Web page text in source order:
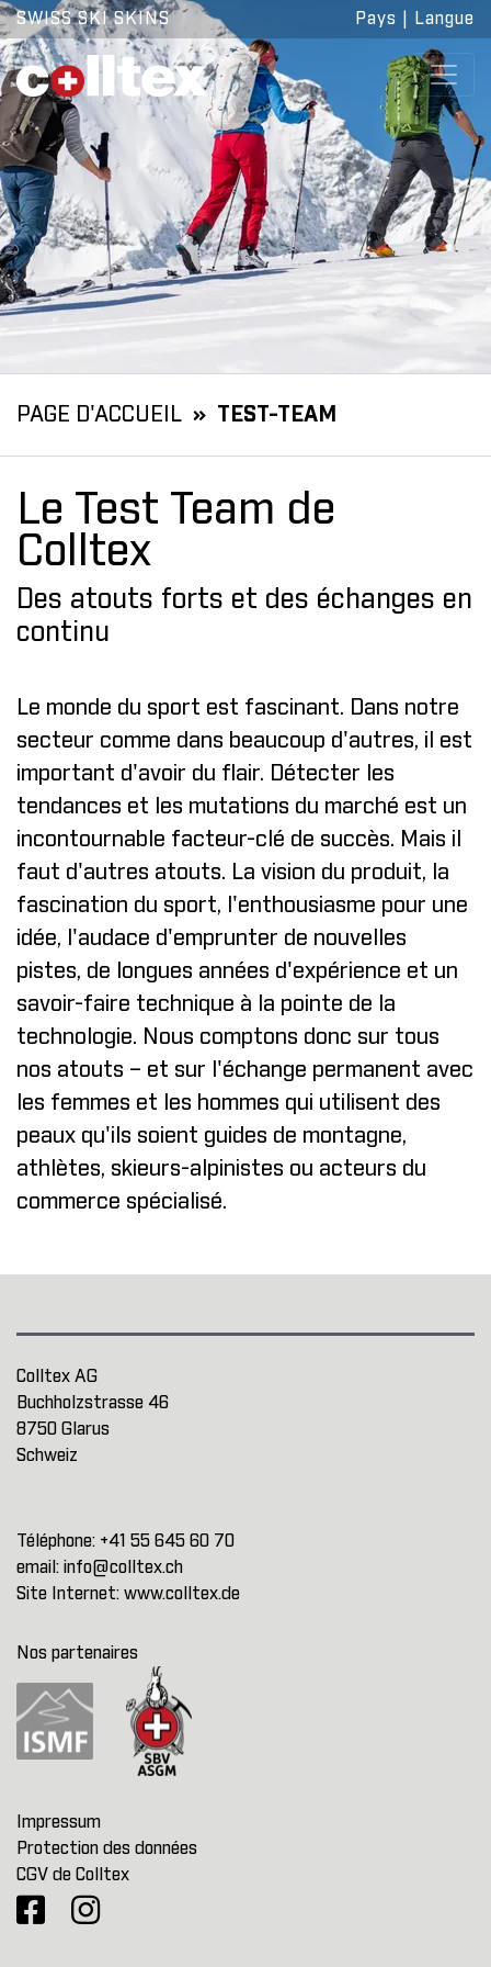
SWISS SKI SKINS Pays Langue
PAGE D'ACCUEIL TEST-TEAM
Le Test Team de
Colltex
Des atouts forts et des échanges en
continu
Le monde du sport est fascinant. Dans notre
secteur comme dans beaucoup d'autres, il est
important d'avoir du flair. Détecter les
tendances et les mutations du marché est un
incontournable facteur-clé de succès. Mais il
faut d'autres atouts. La vision du produit, la
fascination du sport, l'enthousiasme pour une
idée, l'audace d'emprunter de nouvelles
pistes, de longues années d'expérience et un
savoir-faire technique à la pointe de la
technologie. Nous comptons donc sur tous
nos atouts – et sur l'échange permanent avec
les femmes et les hommes qui utilisent des
peaux qu'ils soient guides de montagne,
athlètes, skieurs-alpinistes ou acteurs du
commerce spécialisé.
Colltex AG
Buchholzstrasse 46
8750 Glarus
Schweiz
Téléphone: +41 55 645 60 70
email: info@colltex.ch
Site Internet: www.colltex.de
Nos partenaires
Impressum
Protection des données
CGV de Colltex